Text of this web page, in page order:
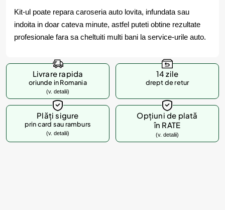
Kit-ul poate repara caroseria auto lovita, infundata sau
indoita in doar cateva minute, astfel puteti obtine rezultate
profesionale fara sa cheltuiti multi bani la service-urile auto.
Livrare rapida
oriunde in Romania
(v. detalii)
14 zile
drept de retur
Plăți sigure
prin card sau ramburs
(v. detalii)
Opțiuni de plată
în RATE
(v. detalii)